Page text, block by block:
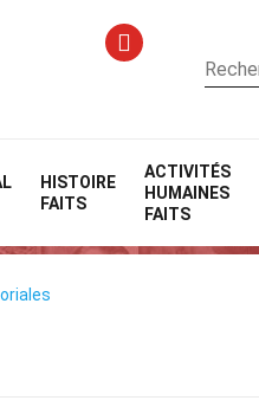
HISTOIRE
FAITS
ACTIVITÉS
HUMAINES
FAITS